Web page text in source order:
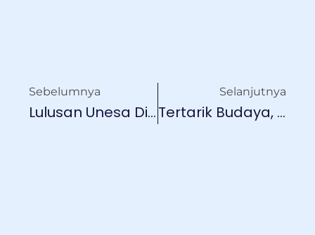
Sebelumnya
Lulusan Unesa Dibekali Perencanaan Karier Sejak Sebelum Lulus
Selanjutnya
Tertarik Budaya, Alumni FBS Unesa Dalami Pembelajaran BIPA Berbasis Plurikultural